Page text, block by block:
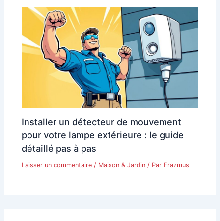
Installer un détecteur de mouvement
pour votre lampe extérieure : le guide
détaillé pas à pas
Laisser un commentaire / Maison & Jardin / Par Erazmus